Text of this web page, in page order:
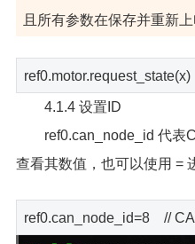
且所有参数在保存并重新上
4.1.4 设置ID
ref0.can_node_id 代表
查看其数值，也可以使用 =
ref0.can_node_id=8 //